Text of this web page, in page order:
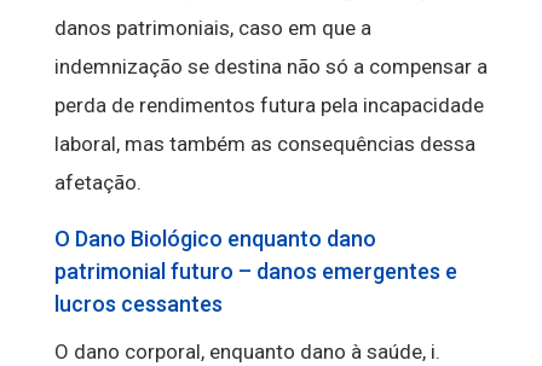
danos patrimoniais, caso em que a
indemnização se destina não só a compensar a
perda de rendimentos futura pela incapacidade
laboral, mas também as consequências dessa
afetação.
O Dano Biológico enquanto dano
patrimonial futuro – danos emergentes e
lucros cessantes
O dano corporal, enquanto dano à saúde, i.